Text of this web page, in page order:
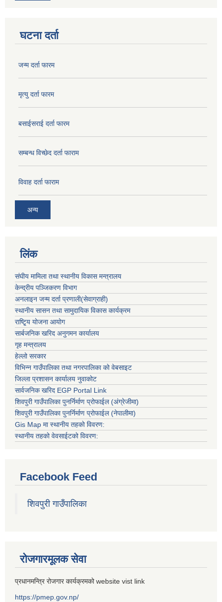
घटना दर्ता
जन्म दर्ता फारम
मृत्यु दर्ता फारम
बसाईसराई दर्ता फारम
सम्बन्ध विच्छेद दर्ता फाराम
विवाह दर्ता फाराम
अन्य
लिंक
संघीय मामिला तथा स्थानीय विकास मन्त्रालय
केन्द्रीय पञ्जिकरण विभाग
अनलाइन जन्म दर्ता प्रणाली(सेवाग्राही)
स्थानीय सासन तथा सामुदायिक विकास कार्यक्रम
राष्टि्ृय योजना आयोग
सार्बजनिक खरिद अनुगमन कार्यालय
गृह मन्त्रालय
हेल्लो सरकार
विभिन्न गाउँपालिका तथा नगरपालिका को वेबसाइट
जिल्ला प्रशासन कार्यालय नुवाकोट
सार्वजनिक खरिद EGP Portal Link
शिवपुरी गाउँपालिका पुनर्निर्माण प्रोफाईल (अंग्रेजीमा)
शिवपुरी गाउँपालिका पुनर्निर्माण प्रोफाईल (नेपालीमा)
Gis Map मा स्थानीय तहको विवरण:
स्थानीय तहको वेवसाईटको विवरण:
Facebook Feed
शिवपुरी गाउँपालिका
रोजगारमूलक सेवा
प्रधानमन्त्रि रोजगार कार्यक्रमको website vist link
https://pmep.gov.np/